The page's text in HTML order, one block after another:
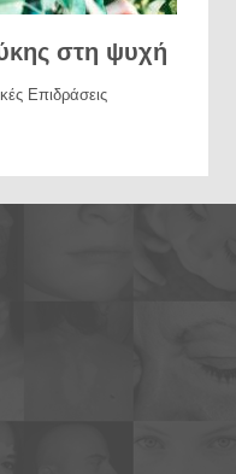
στη ψυχή
Επιδράσεις